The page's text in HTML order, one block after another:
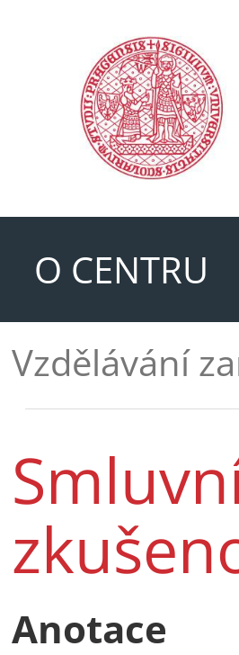
O CENTRU
Vzdělávání
Anotace